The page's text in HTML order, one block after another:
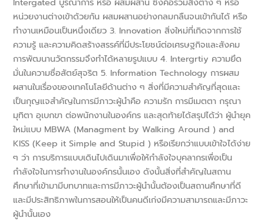
หน่วยงานต่างเข้าด้วยกัน ผสมผสานอย่างกลมกลืนจนเข้ากันได้ หรือ
ทำงานเหมือนเป็นหนึ่งเดียว 3. Innovation สิ่งใหม่ที่เกิดจากการใช้
ความรู้ และความคิดสร้างสรรค์ที่มีประโยชน์ต่อเศรษฐกิจและสังคม
การพัฒนานวัตกรรมจึงทำได้หลายรูปแบบ 4. Intergrtiy ความยึด
มั่นในความซื่อสัตย์สุจริต 5. Information Technology การผสม
ผสานในเรื่องของเทคโนโลยีด้านต่าง ๆ สิ่งที่มีความสำคัญที่สุดและ
เป็นกุญแจสำคัญในการมีภาวะผู้นำคือ ความรัก การมีเมตตา กรุณา
มุทิตา อุเบกขา ต่อพนักงานในองค์กร และสุดท้ายได้สรุปได้ว่า ผู้นำยุค
ใหม่แบบ MBWA (Managment by Walking Around ) and
KISS (Keep it Simple and Stupid ) หรือเรียกว่าแบบเข้าใจได้ง่าย
ๆ ว่า การบริการแบบเดินไปเดินมาเพื่อให้กำลังใจบุคลากรเพื่อเป็น
กำลังใจในการทำงานในองค์กรนั้นเอง ดังนั้นสิ่งที่สำคัญในสถาน
ศึกษาที่เข้ามามีบทบาทและการมีภาวะผู้นำนั้นต้องเป็นสถานศึกษาที่ดี
และมีประสิทธิภาพในการสอนให้เป็นคนดีเก่งมีความสามารถและมีภาวะ
ผู้นำนั้นเอง